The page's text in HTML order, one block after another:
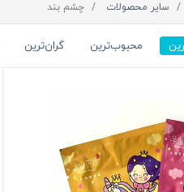
سایر محصولات چشم بند
محبوب‌ترین گران‌ترین